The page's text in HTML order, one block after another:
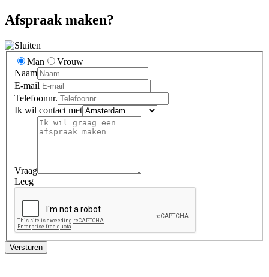
Afspraak maken?
Man
Vrouw
Naam
E-mail
Telefoonnr.
Ik wil contact met
Vraag
Leeg